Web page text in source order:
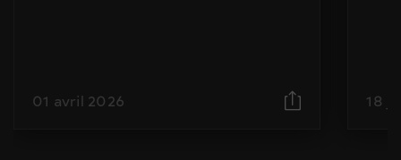
01 avril 2026 18